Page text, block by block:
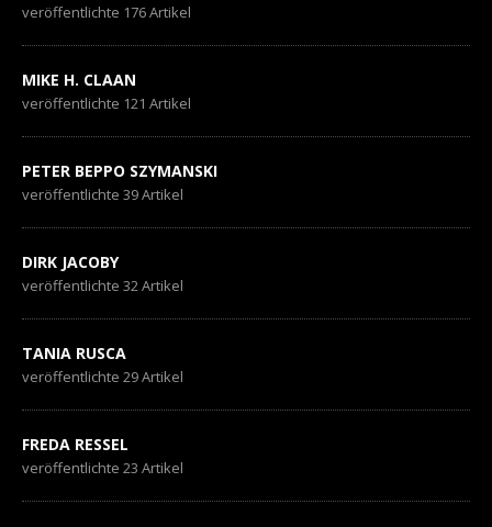
veröffentlichte 176 Artikel
MIKE H. CLAAN
veröffentlichte 121 Artikel
PETER BEPPO SZYMANSKI
veröffentlichte 39 Artikel
DIRK JACOBY
veröffentlichte 32 Artikel
TANIA RUSCA
veröffentlichte 29 Artikel
FREDA RESSEL
veröffentlichte 23 Artikel